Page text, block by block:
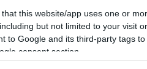
that this website/app uses one or
but not limited to your visit
to Google and its third-party tags
consent section.
των συζητήσεων
έναν
πόλο στις υποδομές